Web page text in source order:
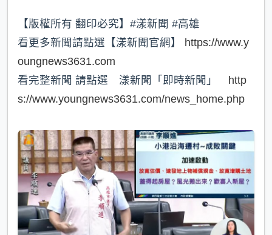
【版權所有 翻印必究】#漾新聞 #高雄
看更多新聞請點選【漾新聞官網】 https://www.y
oungnews3631.com
看完整新聞 請點選 漾新聞「即時新聞」 http
s://www.youngnews3631.com/news_home.php